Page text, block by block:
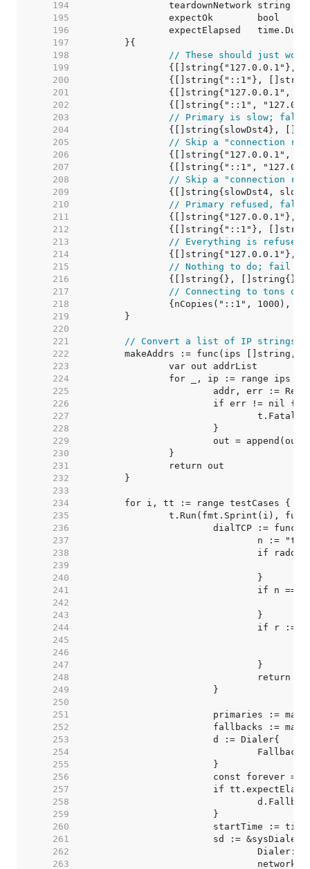
   194
   195
   196
   197
   198
// These should just
   199
   200
   201
   202
   203
// Primary is slow;
   204
   205
// Skip a "connection
   206
   207
   208
// Skip a "connection
   209
   210
// Primary refused,
   211
   212
   213
// Everything is refused.
   214
   215
// Nothing to do; fail
   216
   217
// Connecting to tons of
   218
   219
   220
   221
// Convert a list of IP strings
   222
   223
   224
   225
   226
   227
   228
   229
   230
   231
   232
   233
   234
   235
   236
   237
   238
   239
   240
   241
   242
   243
   244
   245
   246
   247
   248
   249
   250
   251
   252
   253
   254
   255
   256
   257
   258
   259
   260
   261
   262
   263